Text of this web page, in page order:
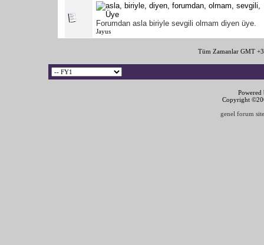
Forumdan asla biriyle sevgili olmam diyen üye.
Jayus
Tüm Zamanlar GMT
Copyright
genel forum